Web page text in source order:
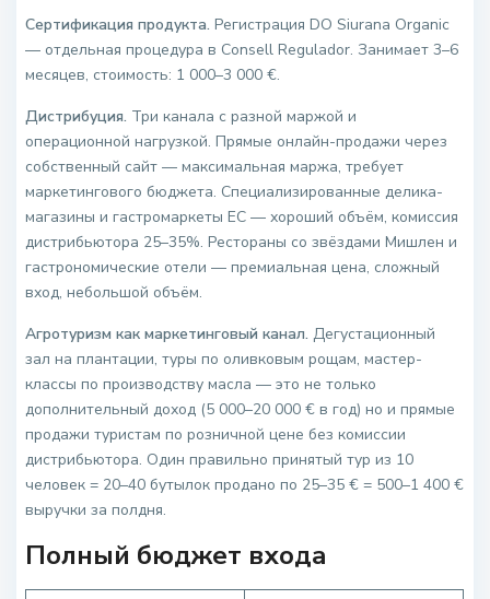
Сертификация продукта. Регистрация DO Siurana Organic
— отдельная процедура в Consell Regulador. Занимает 3–6
месяцев, стоимость: 1 000–3 000 €.
Дистрибуция. Три канала с разной маржой и
операционной нагрузкой. Прямые онлайн-продажи через
собственный сайт — максимальная маржа, требует
маркетингового бюджета. Специализированные делика-
магазины и гастромаркеты ЕС — хороший объём, комиссия
дистрибьютора 25–35%. Рестораны со звёздами Мишлен и
гастрономические отели — премиальная цена, сложный
вход, небольшой объём.
Агротуризм как маркетинговый канал. Дегустационный
зал на плантации, туры по оливковым рощам, мастер-
классы по производству масла — это не только
дополнительный доход (5 000–20 000 € в год) но и прямые
продажи туристам по розничной цене без комиссии
дистрибьютора. Один правильно принятый тур из 10
человек = 20–40 бутылок продано по 25–35 € = 500–1 400 €
выручки за полдня.
Полный бюджет входа